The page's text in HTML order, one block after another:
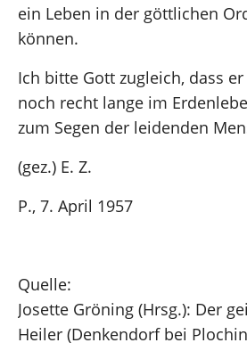
ein Leben in der göttlichen
können.
Ich bitte Gott zugleich, dass
noch recht lange im
zum Segen der leidenden
(gez.) E. Z.
P., 7. April 1957
Quelle:
Josette Gröning (Hrsg.): Der
Heiler (Denkendorf bei